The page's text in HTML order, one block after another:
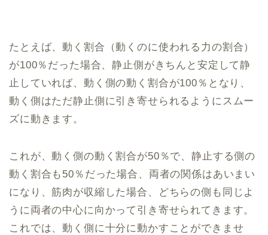
たとえば、動く割合（動くのに使われる力の割合）
が100％だった場合、静止側がきちんと安定して静
止していれば、動く側の動く割合が100％となり、
動く側はただ静止側に引き寄せられるようにスムー
ズに動きます。
これが、動く側の動く割合が50％で、静止する側の
動く割合も50％だった場合、両者の関係はあいまい
になり、筋肉が収縮した場合、どちらの側も同じよ
うに両者の中心に向かって引き寄せられてきます。
これでは、動く側に十分に動かすことができませ